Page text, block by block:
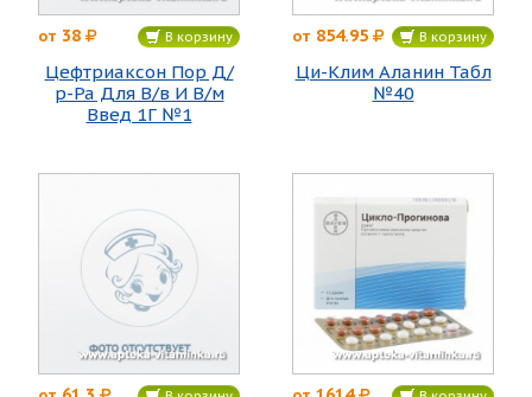
от 38 В корзину
Цефтриаксон Пор Д/
р-Ра Для В/в И В/м
Введ 1Г №1
от 854.95 В корзину
Ци-Клим Аланин Табл
№40